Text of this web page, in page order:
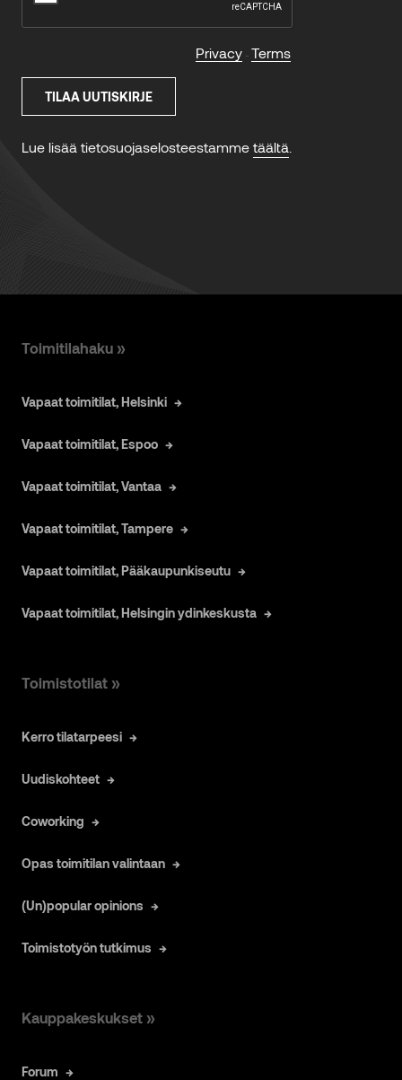
Toimitilahaku »
Vapaat toimitilat, Helsinki
Vapaat toimitilat, Espoo
Vapaat toimitilat, Vantaa
Vapaat toimitilat, Tampere
Vapaat toimitilat, Pääkaupunkiseutu
Vapaat toimitilat, Helsingin ydinkeskusta
Toimistotilat »
Kerro tilatarpeesi
Uudiskohteet
Coworking
Opas toimitilan valintaan
(Un)popular opinions
Toimistotyön tutkimus
Kauppakeskukset »
Forum